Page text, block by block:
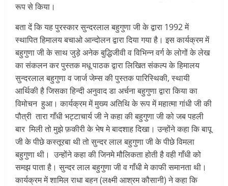
रूप से किया।
बता दें कि यह पुरस्कार सुन्दरलाल बहुगुणा जी के द्वारा 1992 में
स्थापित हिमालय बचाओ आन्दोलन द्वारा दिया गया है। इस कार्यक्रम में
बहुगुणा जी के साथ जुड़े अनेक बुद्धिजीवी व विभिन्न वर्ग के लोगों के लेख
का संकलन कर पुस्तक मधू पाठक द्वारा लिखित संकल्प के हिमालय
सुन्दरलाल बहुगुणा व जार्ज जेम्स की पुस्तक पारिस्थिकी, स्थायी
आर्थिकी है जिसका हिन्दी अनुवाद डा अर्चना बहुगुणा द्वारा किया का
विमोचन हुआ। कार्यक्रम में मुख्य अतिथि के रूप में महात्मा गांधी जी की
पौत्री तारा गाँधी भट्टाचार्य जी ने कहा की बहुगुणा जी को जब पहली
बार मिली तो मुझे फ़कीरी के भेष मे बादशाह दिखा। उन्होंने कहा कि बापू
जी के पीछे कस्तूरबा थी तो सुन्दर लाल बहुगुणा जी के पीछे विमला
बहुगुणा थी। उन्होंने कहा की जिनमे मौलिकता होती है वही गाँधी को
समझ पाता है। सुन्दर लाल बहुगुणा जी व गाँधी मे काफी समानता थी।
कार्यक्रम में शामिल राधा बहन (लक्ष्मी आश्रम कौसानी) ने कहा कि